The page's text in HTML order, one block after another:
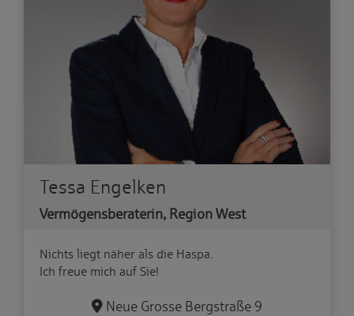
Tessa Engelken
Vermögensberaterin, Region West
Nichts liegt näher als die Haspa.
Ich freue mich auf Sie!
Neue Grosse Bergstraße 9